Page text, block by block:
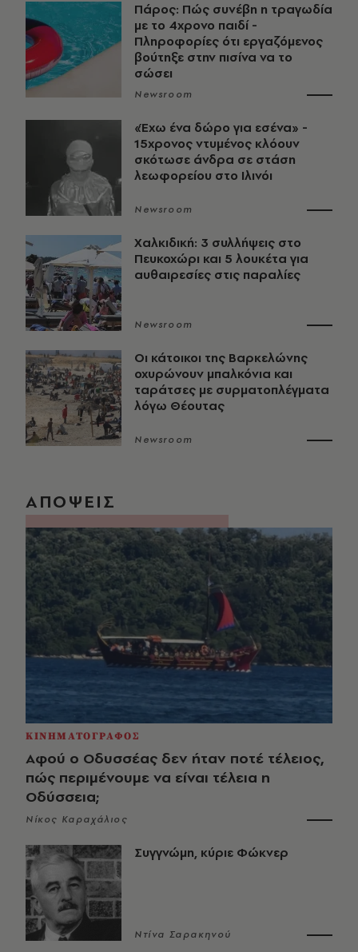
Πάρος: Πώς συνέβη η τραγωδία
με το 4χρονο παιδί -
Πληροφορίες ότι εργαζόμενος
βούτηξε στην πισίνα να το
σώσει
Newsroom
«Έχω ένα δώρο για εσένα» -
15χρονος ντυμένος κλόουν
σκότωσε άνδρα σε στάση
λεωφορείου στο Ιλινόι
Newsroom
Χαλκιδική: 3 συλλήψεις στο
Πευκοχώρι και 5 λουκέτα για
αυθαιρεσίες στις παραλίες
Newsroom
Οι κάτοικοι της Βαρκελώνης
οχυρώνουν μπαλκόνια και
ταράτσες με συρματοπλέγματα
λόγω Θέουτας
Newsroom
ΑΠΟΨΕΙΣ
ΚΙΝΗΜΑΤΟΓΡΑΦΟΣ
Αφού ο Οδυσσέας δεν ήταν ποτέ τέλειος,
πώς περιμένουμε να είναι τέλεια η
Οδύσσεια;
Νίκος Καραχάλιος
Συγγνώμη, κύριε Φώκνερ
Ντίνα Σαρακηνού